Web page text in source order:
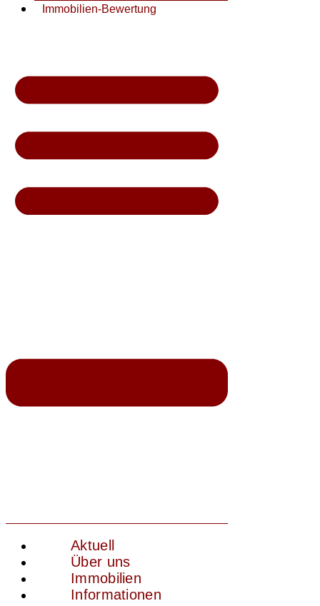
Immobilien-Bewertung
Aktuell
Über uns
Immobilien
Informationen